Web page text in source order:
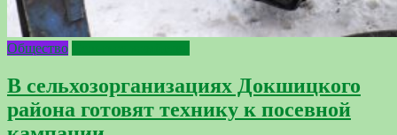
Общество
В сельхозорганизациях Докшицкого
района готовят технику к посевной